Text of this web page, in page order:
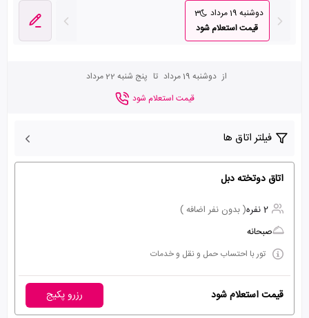
دوشنبه 19 مرداد
3
قیمت استعلام شود
از دوشنبه 19 مرداد تا پنج شنبه 22 مرداد
قیمت استعلام شود
فیلتر اتاق ها
اتاق دوتخته دبل
2 نفره
( بدون نفر اضافه )
صبحانه
تور با احتساب حمل و نقل و خدمات
قیمت استعلام شود رزرو پکیج